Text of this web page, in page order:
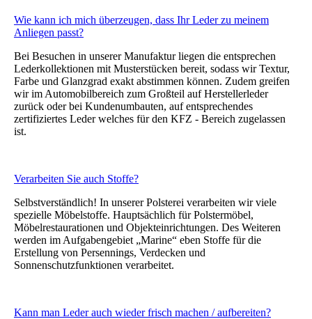
Wie kann ich mich überzeugen, dass Ihr Leder zu meinem
Anliegen passt?
Bei Besuchen in unserer Manufaktur liegen die entsprechen
Lederkollektionen mit Musterstücken bereit, sodass wir Textur,
Farbe und Glanzgrad exakt abstimmen können. Zudem greifen
wir im Automobilbereich zum Großteil auf Herstellerleder
zurück oder bei Kundenumbauten, auf entsprechendes
zertifiziertes Leder welches für den KFZ - Bereich zugelassen
ist.
Verarbeiten Sie auch Stoffe?
Selbstverständlich! In unserer Polsterei verarbeiten wir viele
spezielle Möbelstoffe. Hauptsächlich für Polstermöbel,
Möbelrestaurationen und Objekteinrichtungen. Des Weiteren
werden im Aufgabengebiet „Marine“ eben Stoffe für die
Erstellung von Persennings, Verdecken und
Sonnenschutzfunktionen verarbeitet.
Kann man Leder auch wieder frisch machen / aufbereiten?